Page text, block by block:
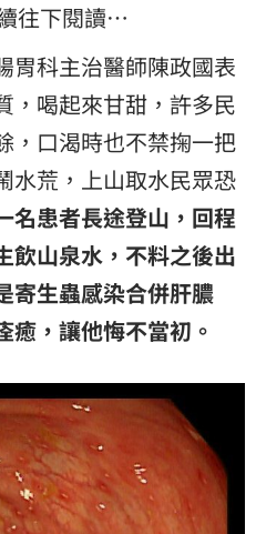
往下閱讀…
胃科主治醫師陳政國表
，喝起來甘甜，許多民
，口渴時也不禁掬一把
水荒，上山取水民眾恐
名患者長途登山，回程
飲山泉水，不料之後出
寄生蟲感染合併肝膿
癒，讓他悔不當初。